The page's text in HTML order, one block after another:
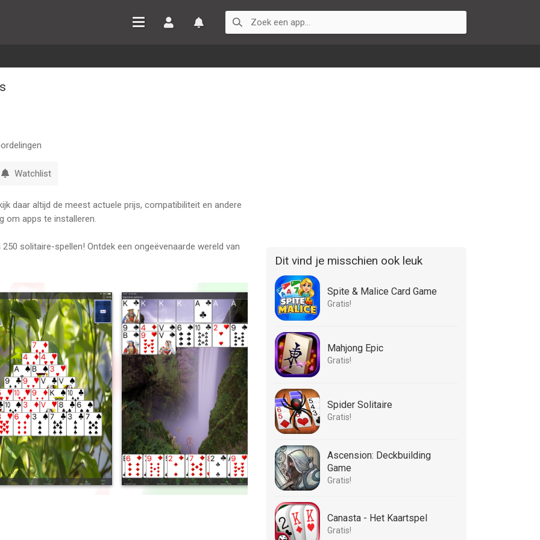
Watchlist
daar altijd de meest actuele prijs, compatibiliteit en andere
om apps te installeren.
solitaire-spellen! Ontdek een ongeëvenaarde wereld van
in één fantastische app. Of je nu een ervaren
spellen en spannende nieuwe varianten:
Freecell, Klondike, Canfield, Golf, Spider, Scorpion,
aan unieke en uitdagende solitaire-varianten die je nergens
spel! Onze solitaire-collectie bevat uitgebreide
voor elk spel, waarin precies wordt uitgelegd hoe je
Dit vind je misschien ook leuk
Spite & Malice Card Game
Gratis!
Mahjong Epic
Gratis!
Spider Solitaire
Gratis!
Ascension: Deckbuilding
Game
Gratis!
Canasta - Het Kaartspel
Gratis!